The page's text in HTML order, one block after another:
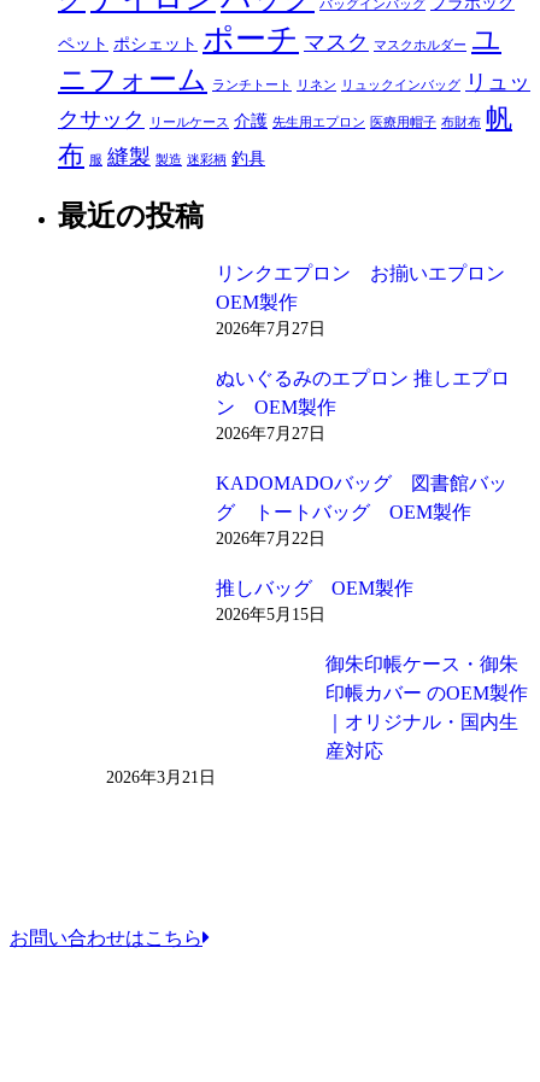
バッグインバッグ
ペット ポシェット ポーチ マスク マスクホルダー ユ
ニフォーム
ランチトート リネン リュックインバッグ
リュッ
クサック
リールケース 介護 先生用エプロン 医療用帽子 布財布 帆
布 服 縫製 製造 迷彩柄 釣具
最近の投稿
リンクエプロン お揃いエプロン
OEM製作
2026年7月27日
ぬいぐるみのエプロン 推しエプロ
ン OEM製作
2026年7月27日
KADOMADOバッグ 図書館バッ
グ トートバッグ OEM製作
2026年7月22日
推しバッグ OEM製作
2026年5月15日
御朱印帳ケース・御朱
印帳カバー のOEM製作
｜オリジナル・国内生
産対応
2026年3月21日
お問い合わせはこちら